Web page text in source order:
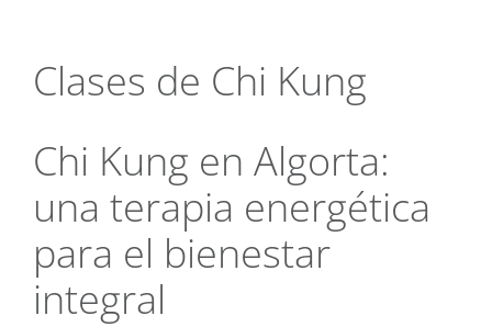
Clases de Chi Kung
Chi Kung en Algorta:
una terapia energética
para el bienestar
integral